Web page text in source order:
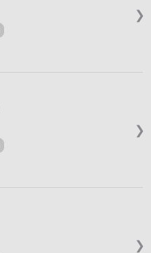
❯
❯
❯